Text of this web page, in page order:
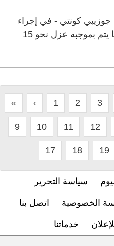
جوزيبي كونتي - في إجراء
غير مسبوق بأوروبا - مرسوما يتم بموجبه عزل نحو 15
« ‹ 1 2 3
9 10 11 12
17 18 19
سياسة التحرير
الخصوصية اتصل بنا
خدماتنا